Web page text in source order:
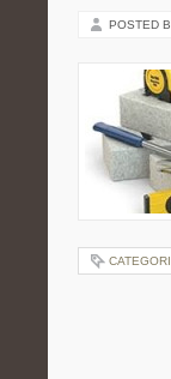
POSTED